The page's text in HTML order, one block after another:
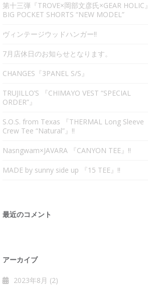
第十三弾『TROVE×岡部文彦氏×GEAR HOLIC』
BIG POCKET SHORTS “NEW MODEL”
ヴィンテージウッドハンガー‼︎
7月店休日のお知らせとなります。
CHANGES『3PANEL S/S』
TRUJILLO’S 『CHIMAYO VEST “SPECIAL
ORDER”』
S.O.S. from Texas 『THERMAL Long Sleeve
Crew Tee “Natural”』‼︎
Nasngwam×JAVARA 『CANYON TEE』‼︎
MADE by sunny side up 『15 TEE』‼︎
最近のコメント
アーカイブ
2023年8月 (2)